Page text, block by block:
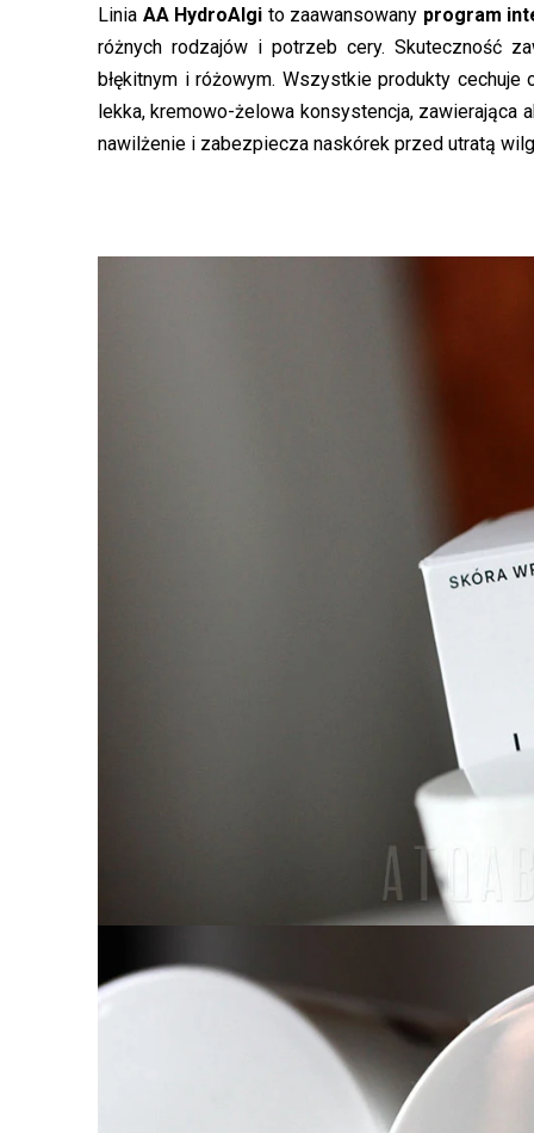
Linia AA HydroAlgi to zaawansowany program
różnych rodzajów i potrzeb cery. Skuteczność
błękitnym i różowym. Wszystkie produkty
lekka, kremowo-żelowa konsystencja,
nawilżenie i zabezpiecza naskórek przed utratą